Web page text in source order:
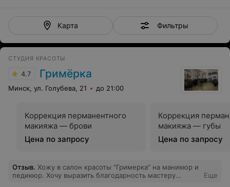
Карта Фильтры
СТУДИЯ КРАСОТЫ
4.7 Гримёрка
Минск, ул. Голубева, 21 до 21:00
Коррекция перманентного
макияжа — брови
Цена по запросу
Коррекция
макияжа — губы
Цена по запросу
Отзыв. Хожу в салон красоты "Гримерка" на маникюр и
педикюр. Хочу выразить благодарность мастеру
Еще